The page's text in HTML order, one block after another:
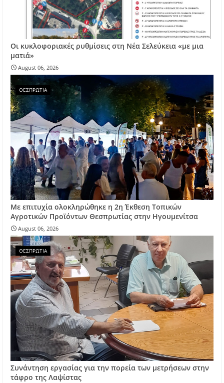
Οι κυκλοφοριακές ρυθμίσεις στη Νέα Σελεύκεια «με μια
ματιά»
August 06, 2026
ΘΕΣΠΡΩΤΙΑ
Με επιτυχία ολοκληρώθηκε η 2η Έκθεση Τοπικών
Αγροτικών Προϊόντων Θεσπρωτίας στην Ηγουμενίτσα
August 06, 2026
ΘΕΣΠΡΩΤΙΑ
Συνάντηση εργασίας για την πορεία των μετρήσεων στην
τάφρο της Λαψίστας